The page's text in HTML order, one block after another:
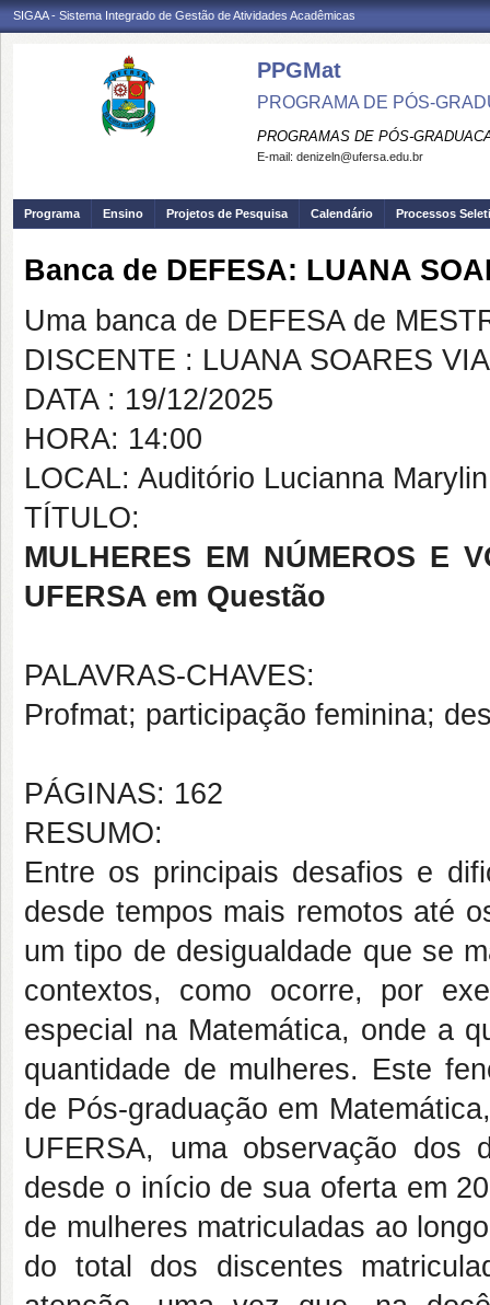
SIGAA - Sistema Integrado de Gestão de Atividades Acadêmicas
PPGMat
PROGRAMA DE PÓS-
PROGRAMAS DE PÓS-
E-mail: denizeln@ufersa.edu.br
Programa Ensino Projetos de Pesquisa Calendário Processos
Banca de DEFESA: LUANA
Uma banca de DEFESA de
DISCENTE : LUANA SOARES
DATA : 19/12/2025
HORA: 14:00
LOCAL: Auditório Lucianna Marylin
TÍTULO:
MULHERES EM NÚMEROS E
UFERSA em Questão
PALAVRAS-CHAVES:
Profmat; participação feminina;
PÁGINAS: 162
RESUMO:
Entre os principais desafios e
desde tempos mais remotos até
um tipo de desigualdade que se
contextos, como ocorre, por
especial na Matemática, onde a
quantidade de mulheres. Este
de Pós-graduação em
UFERSA, uma observação dos
desde o início de sua oferta em
de mulheres matriculadas ao
do total dos discentes